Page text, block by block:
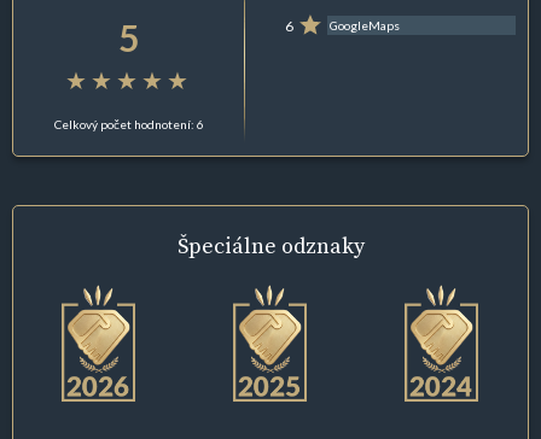
5
Celkový počet hodnotení: 6
6 GoogleMaps
Špeciálne odznaky